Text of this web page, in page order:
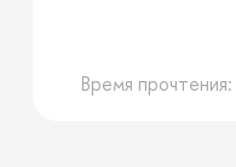
Время